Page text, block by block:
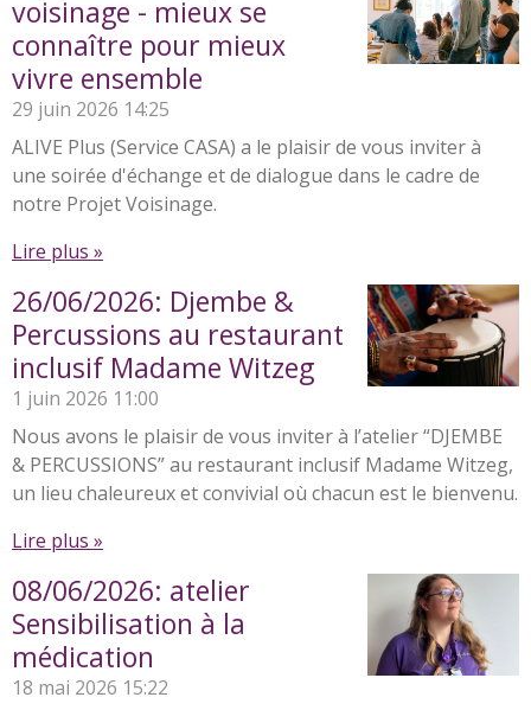
voisinage - mieux se
connaître pour mieux
vivre ensemble
29 juin 2026 14:25
ALIVE Plus (Service CASA) a le plaisir de vous inviter à
une soirée d'échange et de dialogue dans le cadre de
notre Projet Voisinage.
Lire plus »
26/06/2026: Djembe &
Percussions au restaurant
inclusif Madame Witzeg
1 juin 2026 11:00
Nous avons le plaisir de vous inviter à l’atelier “DJEMBE
& PERCUSSIONS” au restaurant inclusif Madame Witzeg,
un lieu chaleureux et convivial où chacun est le bienvenu.
Lire plus »
08/06/2026: atelier
Sensibilisation à la
médication
18 mai 2026 15:22